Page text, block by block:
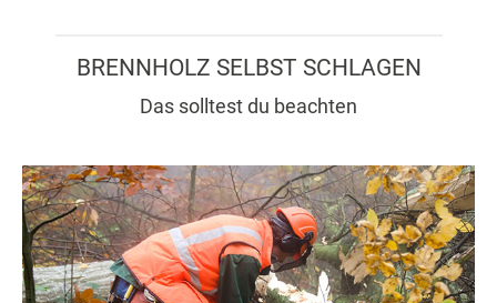
BRENNHOLZ SELBST SCHLAGEN
Das solltest du beachten